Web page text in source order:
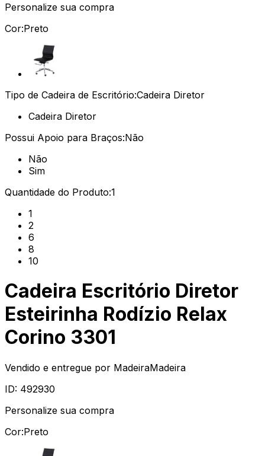
Personalize sua compra
Cor:Preto
Tipo de Cadeira de Escritório:Cadeira Diretor
Cadeira Diretor
Possui Apoio para Braços:Não
Não
Sim
Quantidade do Produto:1
1
2
6
8
10
Cadeira Escritório Diretor
Esteirinha Rodízio Relax
Corino 3301
Vendido e entregue por MadeiraMadeira
ID: 492930
Personalize sua compra
Cor:Preto